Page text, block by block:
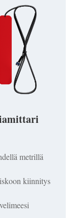
metrillä
kiinnitys